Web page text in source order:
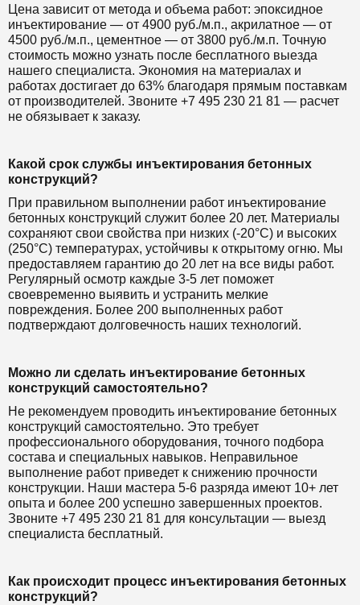
Цена зависит от метода и объема работ: эпоксидное
инъектирование — от 4900 руб./м.п., акрилатное — от
4500 руб./м.п., цементное — от 3800 руб./м.п. Точную
стоимость можно узнать после бесплатного выезда
нашего специалиста. Экономия на материалах и
работах достигает до 63% благодаря прямым поставкам
от производителей. Звоните +7 495 230 21 81 — расчет
не обязывает к заказу.
Какой срок службы инъектирования бетонных
конструкций?
При правильном выполнении работ инъектирование
бетонных конструкций служит более 20 лет. Материалы
сохраняют свои свойства при низких (-20°C) и высоких
(250°C) температурах, устойчивы к открытому огню. Мы
предоставляем гарантию до 20 лет на все виды работ.
Регулярный осмотр каждые 3-5 лет поможет
своевременно выявить и устранить мелкие
повреждения. Более 200 выполненных работ
подтверждают долговечность наших технологий.
Можно ли сделать инъектирование бетонных
конструкций самостоятельно?
Не рекомендуем проводить инъектирование бетонных
конструкций самостоятельно. Это требует
профессионального оборудования, точного подбора
состава и специальных навыков. Неправильное
выполнение работ приведет к снижению прочности
конструкции. Наши мастера 5-6 разряда имеют 10+ лет
опыта и более 200 успешно завершенных проектов.
Звоните +7 495 230 21 81 для консультации — выезд
специалиста бесплатный.
Как происходит процесс инъектирования бетонных
конструкций?